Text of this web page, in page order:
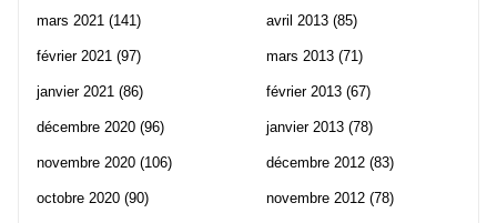
mars 2021 (141)
février 2021 (97)
janvier 2021 (86)
décembre 2020 (96)
novembre 2020 (106)
octobre 2020 (90)
avril 2013 (85)
mars 2013 (71)
février 2013 (67)
janvier 2013 (78)
décembre 2012 (83)
novembre 2012 (78)